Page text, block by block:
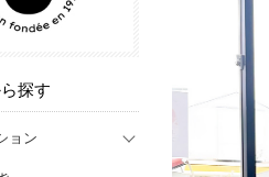
探す
ョン